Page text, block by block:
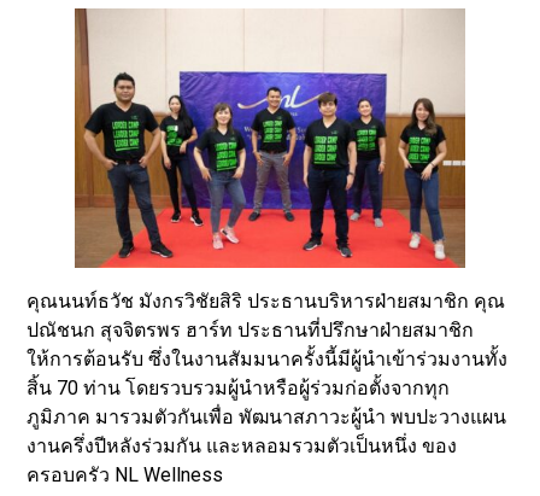
คุณนนท์ธวัช มังกรวิชัยสิริ ประธานบริหารฝ่ายสมาชิก คุณ
ปณัชนก สุจจิตรพร ฮาร์ท ประธานที่ปรึกษาฝ่ายสมาชิก
ให้การต้อนรับ ซึ่งในงานสัมมนาครั้งนี้มีผู้นำเข้าร่วมงานทั้ง
สิ้น 70 ท่าน โดยรวบรวมผู้นำหรือผู้ร่วมก่อตั้งจากทุก
ภูมิภาค มารวมตัวกันเพื่อ พัฒนาสภาวะผู้นำ พบปะวางแผน
งานครึ่งปีหลังร่วมกัน และหลอมรวมตัวเป็นหนึ่ง ของ
ครอบครัว NL Wellness